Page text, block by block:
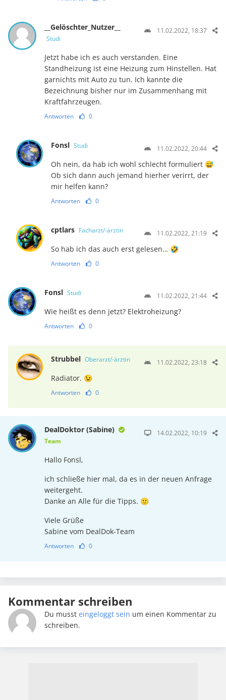
__Gelöschter_Nutzer__
Studi
11.02.2022, 18:37
Jetzt habe ich es auch verstanden. Eine
Standheizung ist eine Heizung zum Hinstellen. Hat
garnichts mit Auto zu tun. Ich kannte die
Bezeichnung bisher nur im Zusammenhang mit
Kraftfahrzeugen.
Antworten 0
Fonsl Studi 11.02.2022, 20:44
Oh nein, da hab ich wohl schlecht formuliert 😅
Ob sich dann auch jemand hierher verirrt, der
mir helfen kann?
Antworten 0
cptlars Facharzt/-ärztin 11.02.2022, 21:19
So hab ich das auch erst gelesen… 🤣
Antworten 0
Fonsl Studi 11.02.2022, 21:44
Wie heißt es denn jetzt? Elektroheizung?
Antworten 0
Strubbel Oberarzt/-ärztin 11.02.2022, 23:18
Radiator. 😉
Antworten 0
DealDoktor (Sabine)
Team
14.02.2022, 10:19
Hallo Fonsl,
ich schließe hier mal, da es in der neuen Anfrage
weitergeht.
Danke an Alle für die Tipps. 🙂
Viele Grüße
Sabine vom DealDok-Team
Antworten 0
Kommentar schreiben
Du musst eingeloggt sein um einen Kommentar zu
schreiben.